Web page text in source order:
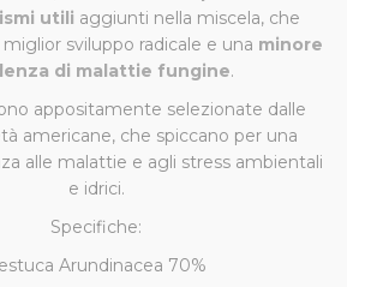
utili aggiunti nella miscela, che
sviluppo radicale e una minore
di malattie fungine.
appositamente selezionate dalle
americane, che spiccano per una
alle malattie e agli stress ambientali
e idrici.
Specifiche:
Arundinacea 70%